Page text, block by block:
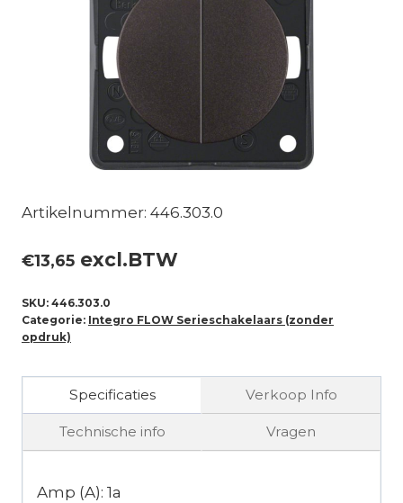
Artikelnummer: 446.303.0
€13,65 excl.BTW
SKU: 446.303.0
Categorie: Integro FLOW Serieschakelaars (zonder
opdruk)
Specificaties Verkoop Info
Technische info Vragen
Amp (A): 1a